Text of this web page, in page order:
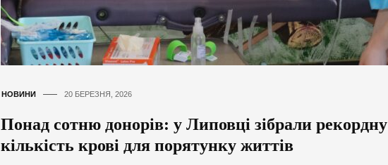
НОВИНИ 20 БЕРЕЗНЯ, 2026
Понад сотню донорів: у Липовці зібрали рекордну
кількість крові для порятунку життів